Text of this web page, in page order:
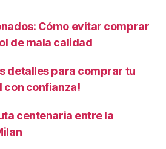
Cómo evitar comprar
de mala calidad
detalles para comprar tu
con confianza!
centenaria entre la